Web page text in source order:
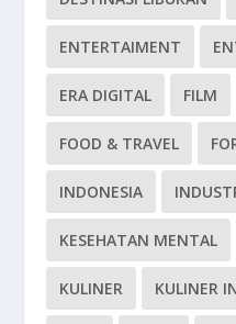
ENTERTAIMENT
ERA DIGITAL FILM
FOOD & TRAVEL
INDONESIA
KESEHATAN MENTAL
KULINER KULINER